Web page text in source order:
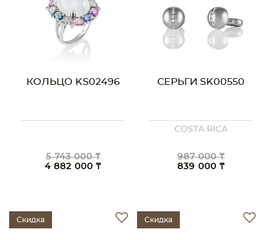
КОЛЬЦО KS02496
5 743 000 ₸
4 882 000 ₸
СЕРЬГИ SK00550
COSTA RICA
987 000 ₸
839 000 ₸
Скидка Скидка